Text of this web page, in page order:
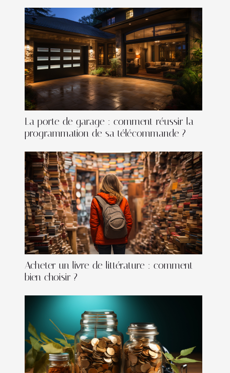
La porte de garage : comment réussir la
programmation de sa télécommande ?
Acheter un livre de littérature : comment
bien choisir ?